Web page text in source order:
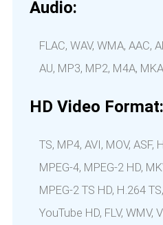
Audio:
FLAC, WAV, WMA, AAC,
AU, MP3, MP2, M4A,
HD Video Format:
TS, MP4, AVI, MOV, ASF,
MPEG-4, MPEG-2 HD,
MPEG-2 TS HD, H.264
YouTube HD, FLV, WMV,